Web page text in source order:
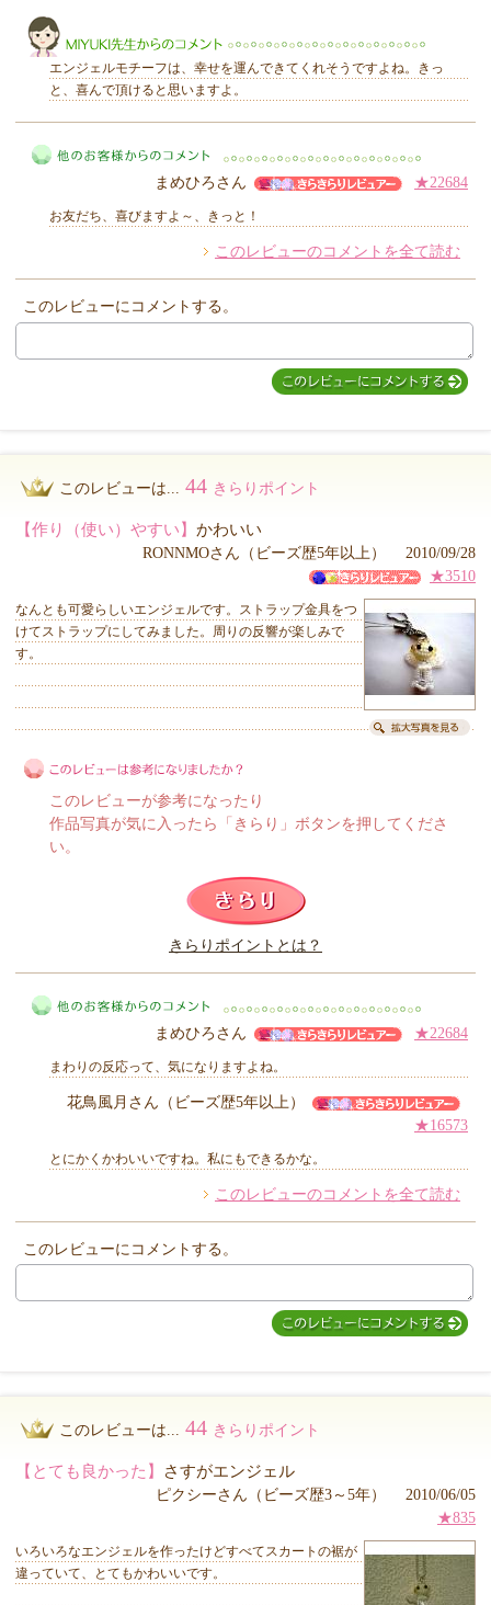
MIYUKI先生からのコメント
エンジェルモチーフは、幸せを運んできてくれそうですよね。きっ
と、喜んで頂けると思いますよ。
他のお客様からのコメント
まめひろさん ★22684
お友だち、喜びますよ～、きっと！
このレビューのコメントを全て読む
このレビューにコメントする。
このレビューは... 44 きらりポイント
【作り（使い）やすい】 かわいい
RONNMOさん（ビーズ歴5年以上） 2010/09/28
★3510
なんとも可愛らしいエンジェルです。ストラップ金具をつ
けてストラップにしてみました。周りの反響が楽しみで
す。
このレビューは参考になりましたか？
このレビューが参考になったり
作品写真が気に入ったら「きらり」ボタンを押してくださ
い。
きらりポイントとは？
他のお客様からのコメント
まめひろさん ★22684
まわりの反応って、気になりますよね。
花鳥風月さん（ビーズ歴5年以上）
★16573
とにかくかわいいですね。私にもできるかな。
このレビューのコメントを全て読む
このレビューにコメントする。
このレビューは... 44 きらりポイント
【とても良かった】 さすがエンジェル
ピクシーさん（ビーズ歴3～5年） 2010/06/05
★835
いろいろなエンジェルを作ったけどすべてスカートの裾が
違っていて、とてもかわいいです。